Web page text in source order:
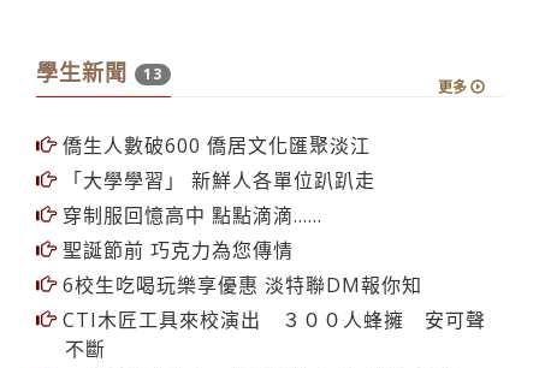
學生新聞 13
更多
僑生人數破600 僑居文化匯聚淡江
「大學學習」 新鮮人各單位趴趴走
穿制服回憶高中 點點滴滴......
聖誕節前 巧克力為您傳情
6校生吃喝玩樂享優惠 淡特聯DM報你知
CTI木匠工具來校演出 ３００人蜂擁 安可聲
不斷